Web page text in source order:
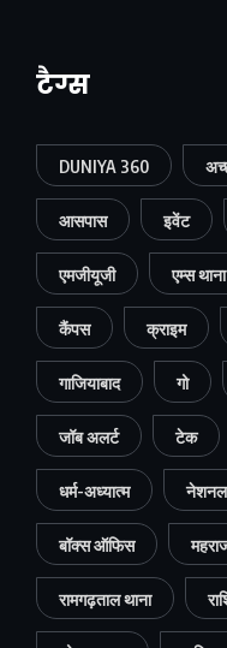
टैग्स
DUNIYA 360
आसपास इवेंट
एमजीयूजी एम्स थाना
कैंपस क्राइम
गाजियाबाद गो
जॉब अलर्ट टेक
धर्म-अध्यात्म नेशनल
बॉक्स ऑफिस
रामगढ़ताल थाना